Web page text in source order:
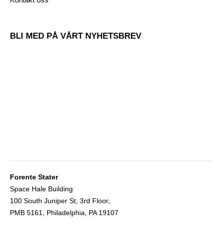
BLI MED PÅ VÅRT NYHETSBREV
Forente Stater
Space Hale Building
100 South Juniper St, 3rd Floor,
PMB 5161, Philadelphia, PA 19107